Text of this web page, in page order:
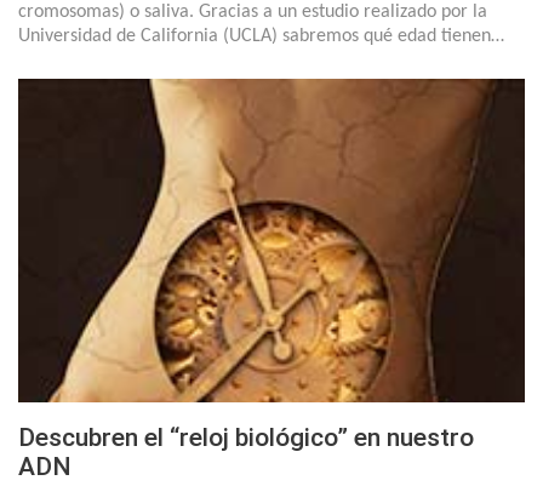
cromosomas) o saliva. Gracias a un estudio realizado por la
Universidad de California (UCLA) sabremos qué edad tienen…
Descubren el “reloj biológico” en nuestro
ADN